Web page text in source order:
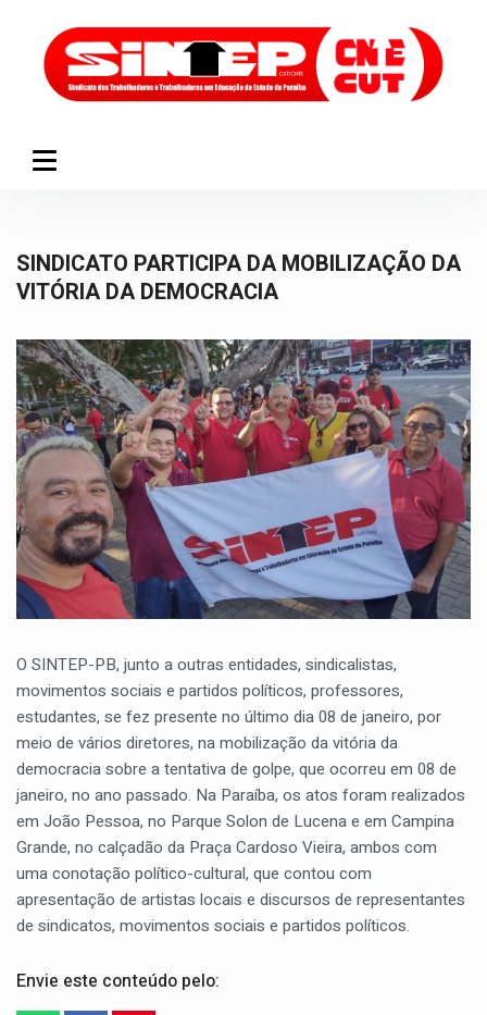
SINDICATO PARTICIPA DA MOBILIZAÇÃO DA
VITÓRIA DA DEMOCRACIA
O SINTEP-PB, junto a outras entidades, sindicalistas,
movimentos sociais e partidos políticos, professores,
estudantes, se fez presente no último dia 08 de janeiro, por
meio de vários diretores, na mobilização da vitória da
democracia sobre a tentativa de golpe, que ocorreu em 08 de
janeiro, no ano passado. Na Paraíba, os atos foram realizados
em João Pessoa, no Parque Solon de Lucena e em Campina
Grande, no calçadão da Praça Cardoso Vieira, ambos com
uma conotação político-cultural, que contou com
apresentação de artistas locais e discursos de representantes
de sindicatos, movimentos sociais e partidos políticos.
Envie este conteúdo pelo: